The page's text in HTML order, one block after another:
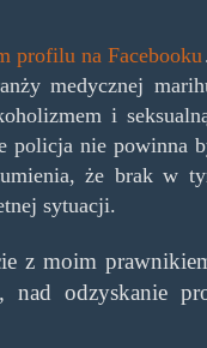
profilu na Facebooku
medycznej
i
policja nie powinna
że brak w
sytuacji.
z moim
nad odzyskanie